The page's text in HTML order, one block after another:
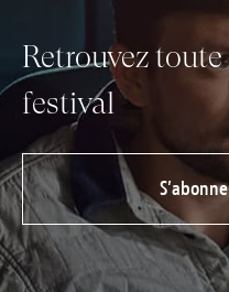
Retrouvez
festival